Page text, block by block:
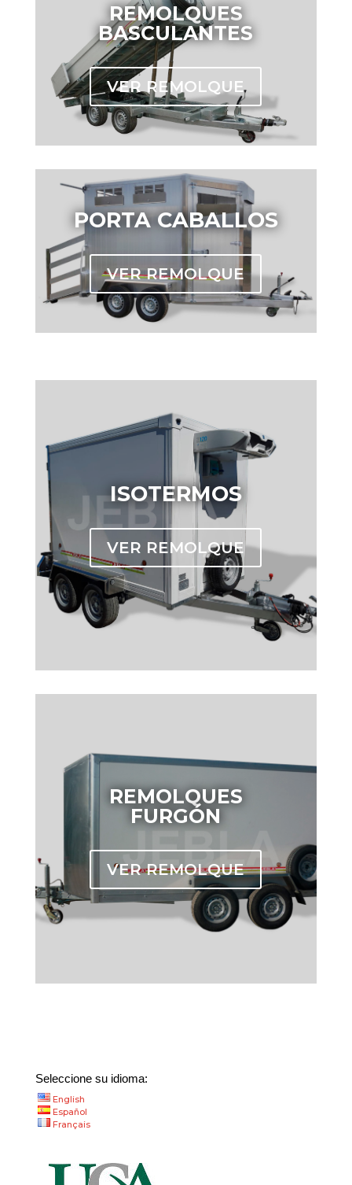
REMOLQUES
BASCULANTES
VER REMOLQUE
PORTA CABALLOS
VER REMOLQUE
ISOTERMOS
VER REMOLQUE
REMOLQUES
FURGÓN
VER REMOLQUE
Seleccione su idioma:
English
Español
Français